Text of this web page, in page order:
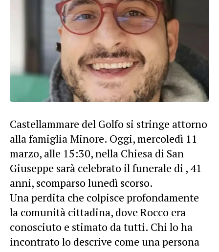
Castellammare del Golfo si stringe attorno
alla famiglia Minore. Oggi, mercoledì 11
marzo, alle 15:30, nella Chiesa di San
Giuseppe sarà celebrato il funerale di , 41
anni, scomparso lunedì scorso.
Una perdita che colpisce profondamente
la comunità cittadina, dove Rocco era
conosciuto e stimato da tutti. Chi lo ha
incontrato lo descrive come una persona